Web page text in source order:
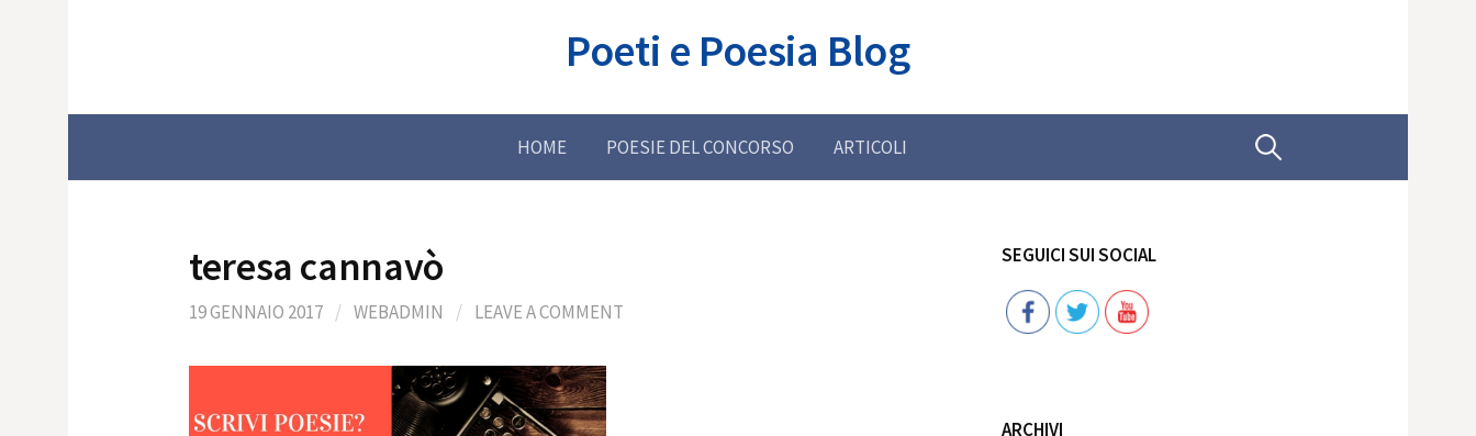
Poeti e Poesia Blog
HOME POESIE DEL CONCORSO ARTICOLI Ricerca
teresa cannavò
19 GENNAIO 2017 / WEBADMIN / LEAVE A COMMENT
SEGUICI SUI SOCIAL
Follow
ARCHIVI